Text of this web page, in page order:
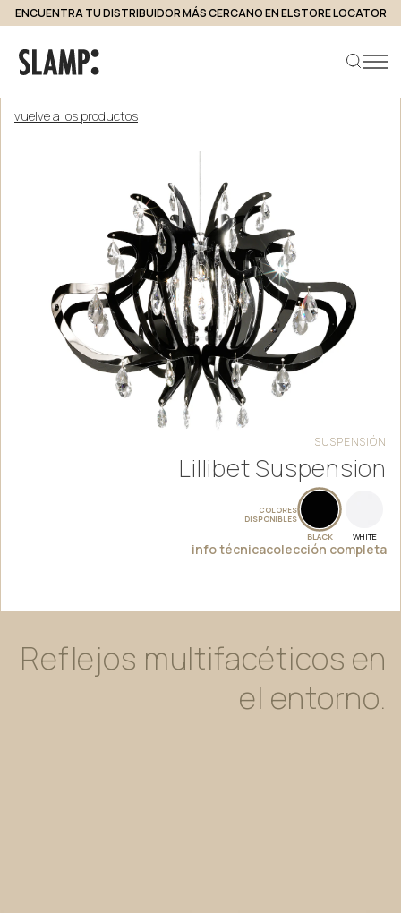
ENCUENTRA TU DISTRIBUIDOR MÁS CERCANO EN EL STORE LOCATOR
vuelve a los productos
SUSPENSIÓN
Lillibet Suspension
COLORES
DISPONIBLES
BLACK WHITE
info técnicacolección completa
Reflejos multifacéticos en
el entorno.